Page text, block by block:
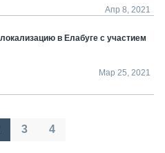
Апр 8, 2021
в Елабуге с участием
Мар 25, 2021
3 4